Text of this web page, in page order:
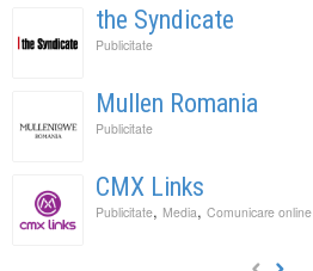
the Syndicate
Publicitate
Mullen Romania
Publicitate
CMX Links
Publicitate, Media, Comunicare online